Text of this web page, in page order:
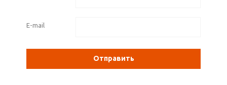
E-mail
Отправить